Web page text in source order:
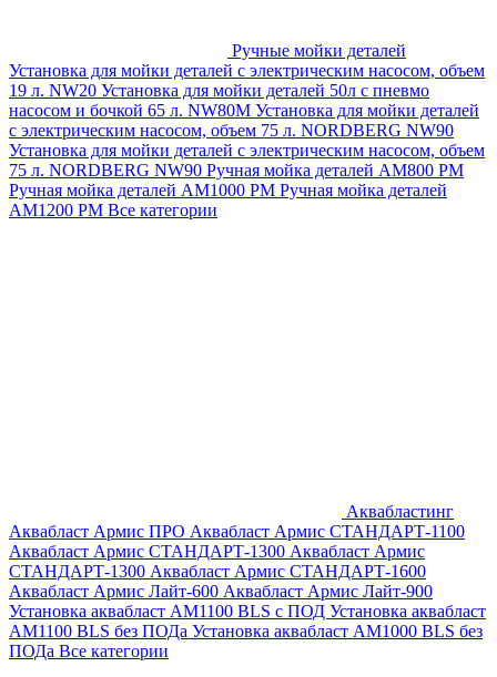
Ручные мойки деталей
Установка для мойки деталей с электрическим насосом, объем
19 л. NW20 Установка для мойки деталей 50л с пневмо
насосом и бочкой 65 л. NW80M Установка для мойки деталей
с электрическим насосом, объем 75 л. NORDBERG NW90
Установка для мойки деталей с электрическим насосом, объем
75 л. NORDBERG NW90 Ручная мойка деталей АМ800 РМ
Ручная мойка деталей АМ1000 РМ Ручная мойка деталей
АМ1200 РМ Все категории
Аквабластинг
Аквабласт Армис ПРО Аквабласт Армис СТАНДАРТ-1100
Аквабласт Армис СТАНДАРТ-1300 Аквабласт Армис
СТАНДАРТ-1300 Аквабласт Армис СТАНДАРТ-1600
Аквабласт Армис Лайт-600 Аквабласт Армис Лайт-900
Установка аквабласт AM1100 BLS с ПОД Установка аквабласт
AM1100 BLS без ПОДа Установка аквабласт AM1000 BLS без
ПОДа Все категории